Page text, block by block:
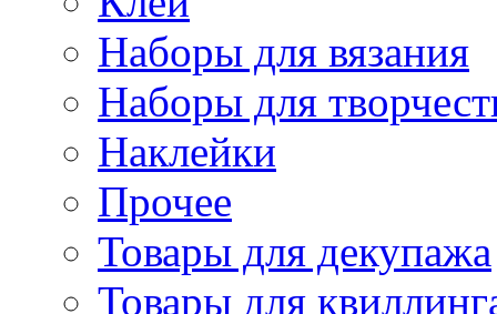
Наборы для вязания
Наборы для
Наклейки
Прочее
Товары для декупажа
Товары для